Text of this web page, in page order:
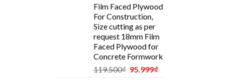
Film Faced Plywood
For Construction,
Size cutting as per
request 18mm Film
Faced Plywood for
Concrete Formwork
119.500₫ 95.999₫